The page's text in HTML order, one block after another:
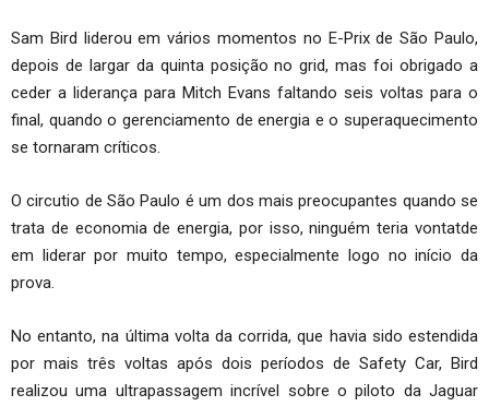
Sam Bird liderou em vários momentos no E-Prix de São Paulo,
depois de largar da quinta posição no grid, mas foi obrigado a
ceder a liderança para Mitch Evans faltando seis voltas para o
final, quando o gerenciamento de energia e o superaquecimento
se tornaram críticos.
O circutio de São Paulo é um dos mais preocupantes quando se
trata de economia de energia, por isso, ninguém teria vontatde
em liderar por muito tempo, especialmente logo no início da
prova.
No entanto, na última volta da corrida, que havia sido estendida
por mais três voltas após dois períodos de Safety Car, Bird
realizou uma ultrapassagem incrível sobre o piloto da Jaguar